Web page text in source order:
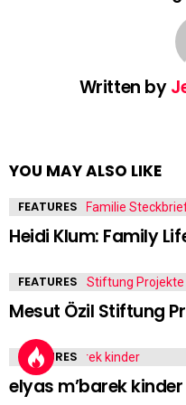
Written by
YOU MAY ALSO LIKE
FEATURES
Heidi Klum: Family
FEATURES
Mesut Özil Stiftung
FEATURES
elyas m’barek kinder